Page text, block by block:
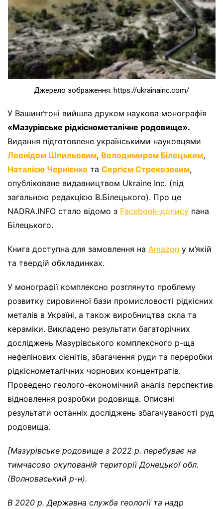
Джерело зображення: https://ukrainainc.com/
У Вашинґтоні вийшла друком наукова монографія
«Мазурівське рідкіснометалічне родовище».
Видання підготовлене українськими науковцями
Леонідом Шпильовим, Володимиром Білецьким,
Наталією Чернієнко та Сергієм Стрекозовим,
опубліковане видавництвом Ukraine Inc. (під
загальною редакцією В.Білецького). Про це
NADRA.INFO стало відомо з Facebook-допису пана
Білецького.
Книга доступна для замовлення на Amazon у м’якій
та твердій обкладинках.
У монографії комплексно розглянуто проблему
розвитку сировинної бази промисловості рідкісних
металів в Україні, а також виробництва скла та
кераміки. Викладено результати багаторічних
досліджень Мазурівського комплексного р-ща
нефелінових сієнітів, збагачення руди та переробки
рідкіснометалічних чорнових концентратів.
Проведено геолого-економічний аналіз перспектив
відновлення розробки родовища. Описані
результати останніх досліджень збагачуваності руд
родовища.
[Мазурівське родовище з 2022 р. перебуває на
тимчасово окупованій території Донецької обл.
(Волноваський р-н).
В 2020 р. Державна служба геології та надр